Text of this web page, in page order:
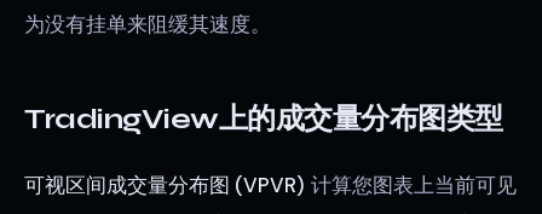
为没有挂单来阻缓其速度。
TradingView上的成交量分布图类型
可视区间成交量分布图 (VPVR) 计算您图表上当前可见